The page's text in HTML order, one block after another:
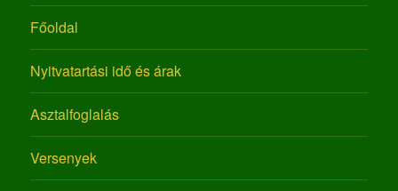
Főoldal
Nyitvatartási idő és árak
Asztalfoglalás
Versenyek